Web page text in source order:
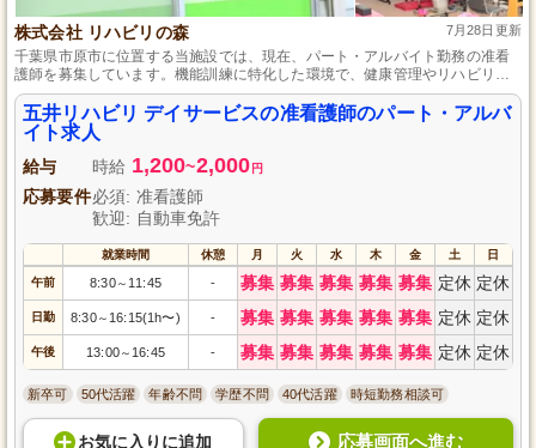
株式会社 リハビリの森 7月28日更新
千葉県市原市に位置する当施設では、現在、パート・アルバイト勤務の准看
護師を募集しています。機能訓練に特化した環境で、健康管理やリハビリの
お手伝いをお任せします。賞与年2回の支給があり、未経験の方も歓迎してい
ます。シフト制で働きやすく、週末はお休みですので、プライベートも充実
させることが可能です。
五井リハビリ デイサービスの准看護師のパート・アルバ
イト求人
給与 時給 1,200~2,000 円
応募要件必須: 准看護師
歓迎: 自動車免許
就業時間 休憩 月 火 水 木 金 土 日
午前 8:30～ 11:45 - 募集 募集 募集 募集 募集 定休 定休
日勤 8:30～ 16:15(1h〜) - 募集 募集 募集 募集 募集 定休 定休
午後 13:00～ 16:45 - 募集 募集 募集 募集 募集 定休 定休
新卒可 50代活躍 年齢不問 学歴不問 40代活躍 時短勤務相談可
お気に入り に追加 応募画面へ進む